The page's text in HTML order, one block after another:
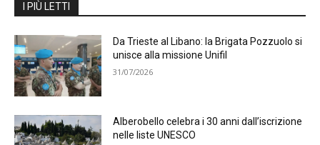
I PIÙ LETTI
Da Trieste al Libano: la Brigata Pozzuolo si
unisce alla missione Unifil
31/07/2026
Alberobello celebra i 30 anni dall’iscrizione
nelle liste UNESCO